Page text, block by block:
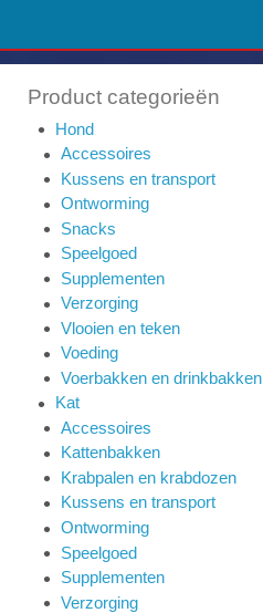
Product categorieën
Hond
Accessoires
Kussens en transport
Ontworming
Snacks
Speelgoed
Supplementen
Verzorging
Vlooien en teken
Voeding
Voerbakken en drinkbakken
Kat
Accessoires
Kattenbakken
Krabpalen en krabdozen
Kussens en transport
Ontworming
Speelgoed
Supplementen
Verzorging